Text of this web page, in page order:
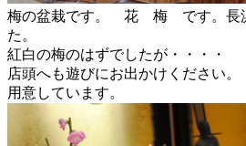
梅の盆栽です。 花 梅 です。長
た。
紅白の梅のはずでしたが・・・・
店頭へも遊びにお出かけください
用意しています。